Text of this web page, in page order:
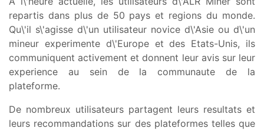
repartis dans plus de 50 pays et regions du monde.
Qu\'il s\'agisse d\'un utilisateur novice d\'Asie ou d\'un
mineur experimente d\'Europe et des Etats-Unis, ils
communiquent activement et donnent leur avis sur leur
experience au sein de la communaute de la
plateforme.
De nombreux utilisateurs partagent leurs resultats et
leurs recommandations sur des plateformes telles que